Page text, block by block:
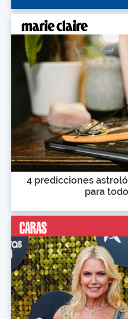
4 predicciones
para